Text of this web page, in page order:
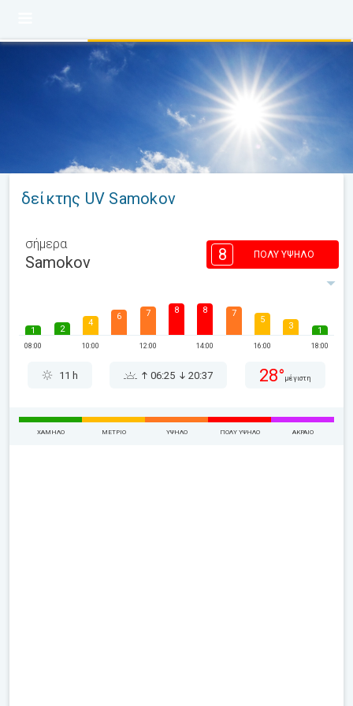
δείκτης UV Samokov
σήμερα
Samokov 8 ΠΟΛΎ ΥΨΗΛΌ
1
08:00
2
4
10:00
6 7
12:00
8 8
14:00
7
5
16:00
3 1
18:00
11 h 06:25 20:37 28° μέγιστη
ΧΑΜΗΛΌ ΜΈΤΡΙΟ ΥΨΗΛΌ ΠΟΛΎ ΥΨΗΛΌ ΑΚΡΑΊΟ